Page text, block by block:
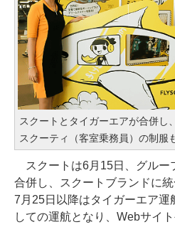
スクートとタイガーエアが合併し
スクーティ（客室乗務員）の制服
スクートは6月15日、グルー
合併し、スクートブランドに統
7月25日以降はタイガーエア運
しての運航となり、Webサイ